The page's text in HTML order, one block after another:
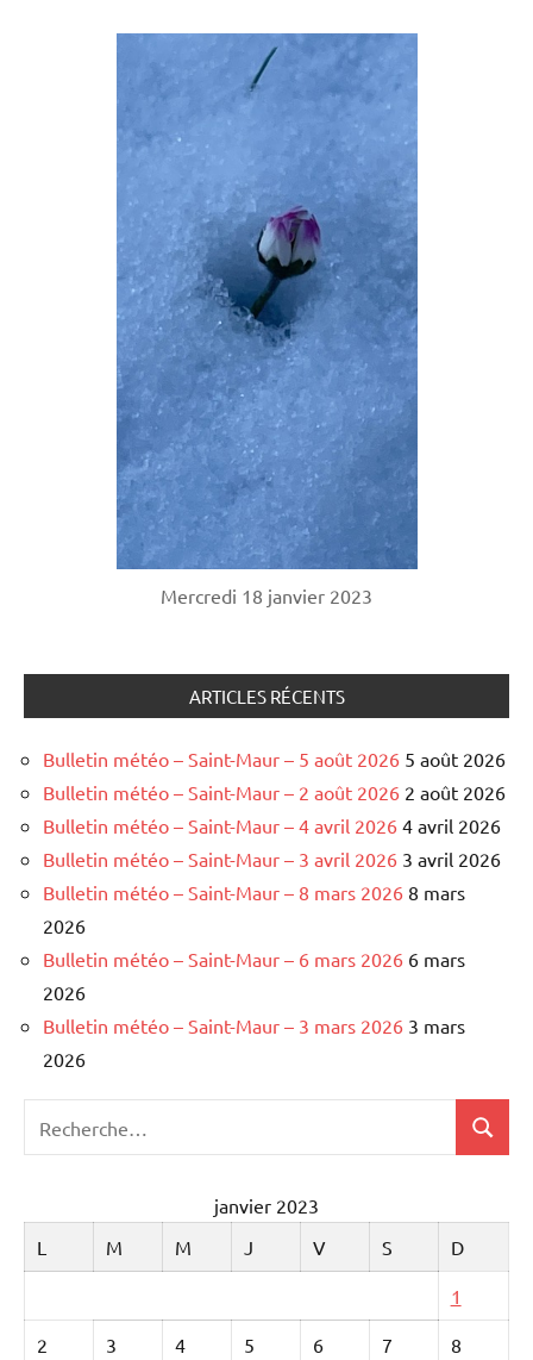
Mercredi 18 janvier 2023
ARTICLES RÉCENTS
Bulletin météo – Saint-Maur – 5 août 2026 5 août 2026
Bulletin météo – Saint-Maur – 2 août 2026 2 août 2026
Bulletin météo – Saint-Maur – 4 avril 2026 4 avril 2026
Bulletin météo – Saint-Maur – 3 avril 2026 3 avril 2026
Bulletin météo – Saint-Maur – 8 mars 2026 8 mars
2026
Bulletin météo – Saint-Maur – 6 mars 2026 6 mars
2026
Bulletin météo – Saint-Maur – 3 mars 2026 3 mars
2026
pour
janvier 2023
L
M M J V S D
1
2 3 4 5 6 7 8